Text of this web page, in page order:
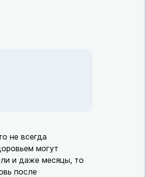
не всегда
могут
и даже месяцы, то
после